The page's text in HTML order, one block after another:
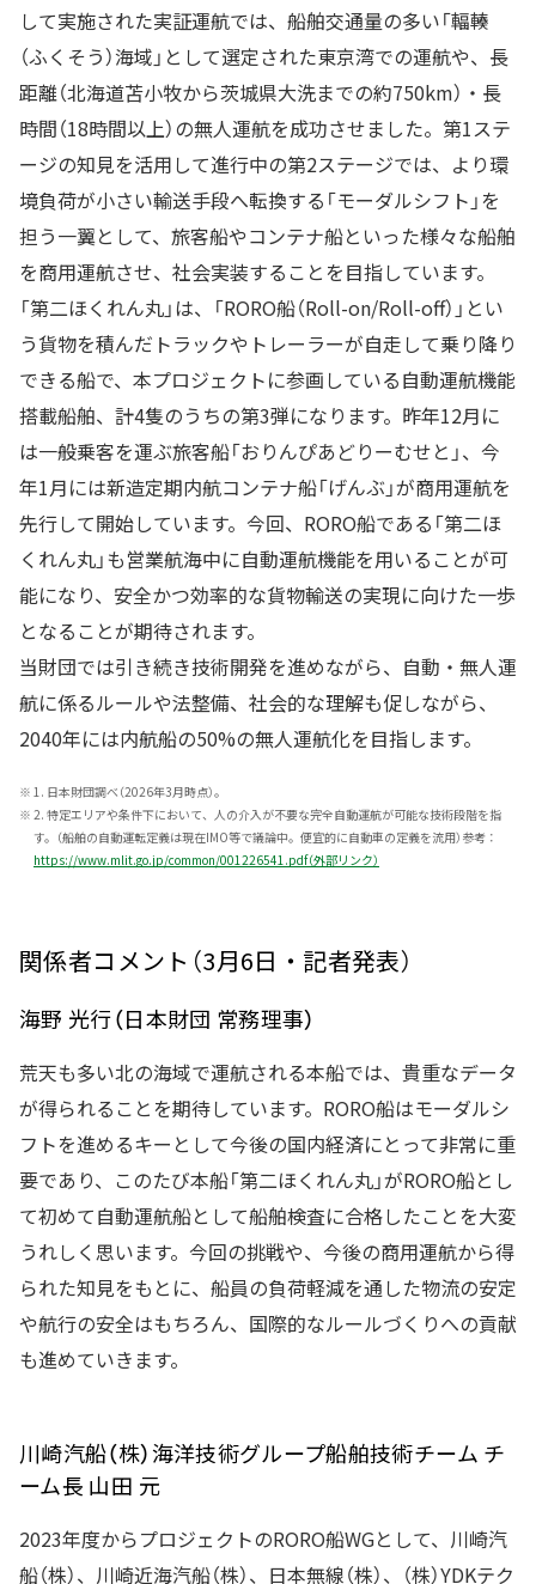
して実施された実証運航では、船舶交通量の多い「輻輳
（ふくそう）海域」として選定された東京湾での運航や、長
距離（北海道苫小牧から茨城県大洗までの約750km）・長
時間（18時間以上）の無人運航を成功させました。第1ステ
ージの知見を活用して進行中の第2ステージでは、より環
境負荷が小さい輸送手段へ転換する「モーダルシフト」を
担う一翼として、旅客船やコンテナ船といった様々な船舶
を商用運航させ、社会実装することを目指しています。
「第二ほくれん丸」は、「RORO船（Roll-on/Roll-off）」とい
う貨物を積んだトラックやトレーラーが自走して乗り降り
できる船で、本プロジェクトに参画している自動運航機能
搭載船舶、計4隻のうちの第3弾になります。昨年12月に
は一般乗客を運ぶ旅客船「おりんぴあどりーむせと」、今
年1月には新造定期内航コンテナ船「げんぶ」が商用運航を
先行して開始しています。今回、RORO船である「第二ほ
くれん丸」も営業航海中に自動運航機能を用いることが可
能になり、安全かつ効率的な貨物輸送の実現に向けた一歩
となることが期待されます。
当財団では引き続き技術開発を進めながら、自動・無人運
航に係るルールや法整備、社会的な理解も促しながら、
2040年には内航船の50%の無人運航化を目指します。
※ 1. 日本財団調べ（2026年3月時点）。
※ 2. 特定エリアや条件下において、人の介入が不要な完全自動運航が可能な技術段階を指
す。（船舶の自動運転定義は現在IMO等で議論中。便宜的に自動車の定義を流用）参考：
https://www.mlit.go.jp/common/001226541.pdf（外部リンク）
関係者コメント（3月6日・記者発表）
海野 光行（日本財団 常務理事）
荒天も多い北の海域で運航される本船では、貴重なデータ
が得られることを期待しています。RORO船はモーダルシ
フトを進めるキーとして今後の国内経済にとって非常に重
要であり、このたび本船「第二ほくれん丸」がRORO船とし
て初めて自動運航船として船舶検査に合格したことを大変
うれしく思います。今回の挑戦や、今後の商用運航から得
られた知見をもとに、船員の負荷軽減を通した物流の安定
や航行の安全はもちろん、国際的なルールづくりへの貢献
も進めていきます。
川崎汽船（株）海洋技術グループ船舶技術チーム チ
ーム長 山田 元
2023年度からプロジェクトのRORO船WGとして、川崎汽
船（株）、川崎近海汽船（株）、日本無線（株）、（株）YDKテク